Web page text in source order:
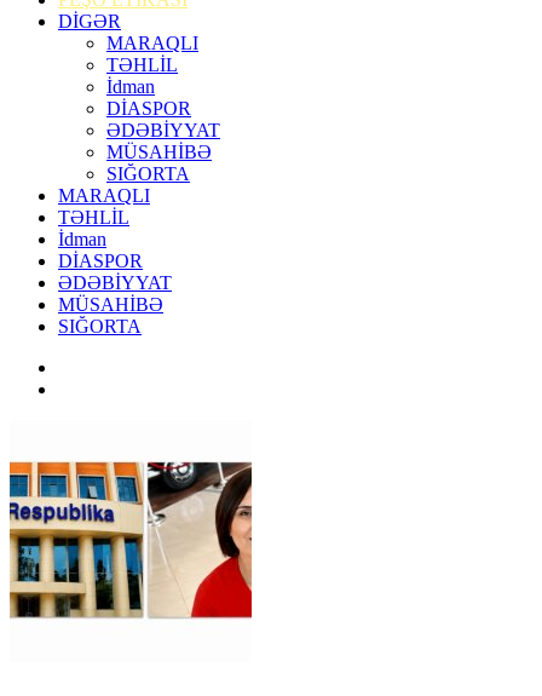
DİGƏR
MARAQLI
TƏHLİL
İdman
DİASPOR
ƏDƏBİYYAT
MÜSAHİBƏ
SIĞORTA
MARAQLI
TƏHLİL
İdman
DİASPOR
ƏDƏBİYYAT
MÜSAHİBƏ
SIĞORTA